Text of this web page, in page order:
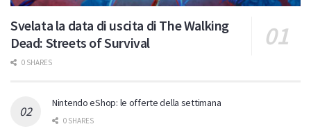
Svelata la data di uscita di The Walking
Dead: Streets of Survival
0 SHARES
Nintendo eShop: le offerte della settimana
0 SHARES